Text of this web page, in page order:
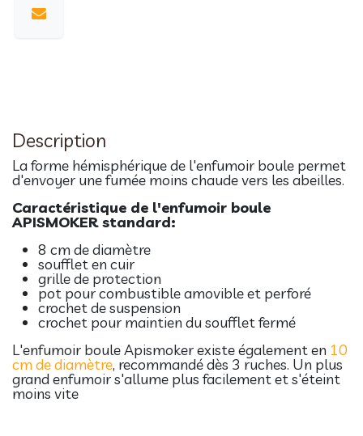
Description
La forme hémisphérique de l'enfumoir boule permet
d'envoyer une fumée moins chaude vers les abeilles.
Caractéristique de l'enfumoir boule
APISMOKER standard:
8 cm de diamètre
soufflet en cuir
grille de protection
pot pour combustible amovible et perforé
crochet de suspension
crochet pour maintien du soufflet fermé
L'enfumoir boule Apismoker existe également en 10
cm de diamètre, recommandé dès 3 ruches. Un plus
grand enfumoir s'allume plus facilement et s'éteint
moins vite